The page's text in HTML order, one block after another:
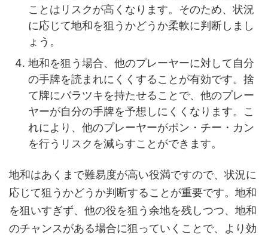
ことはリスクが高くなります。そのため、状況
に応じて地和を狙うかどうか柔軟に判断しまし
ょう。
地和を狙う場合、他のプレーヤーに対して自分
の手牌を読まれにくくすることが有効です。捨
て牌にバラツキを持たせることで、他のプレー
ヤーが自分の手牌を予想しにくくなります。こ
れにより、他のプレーヤーがポン・チー・カン
を行うリスクを減らすことができます。
地和はあくまで難易度が高い役満ですので、状況に
応じて狙うかどうか判断することが重要です。地和
を狙いすぎず、他の役を狙う余地を残しつつ、地和
のチャンスがある場合に狙っていくことで、より効